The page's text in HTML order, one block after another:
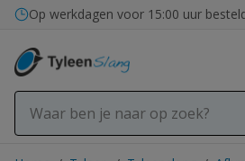
Ga naar de inhoud
Op werkdagen voor 15:00 uur